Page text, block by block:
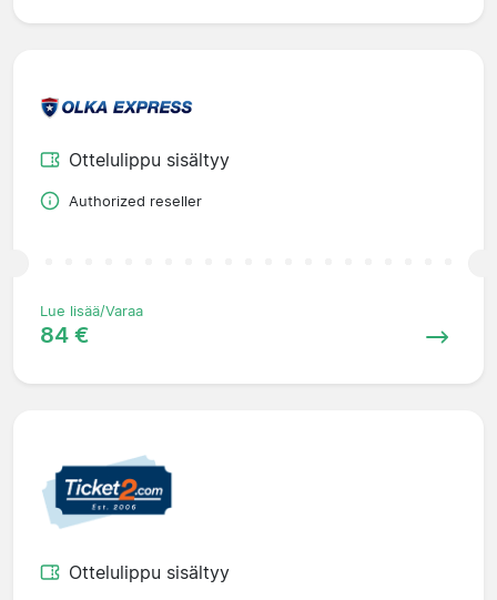
Ottelulippu sisältyy
Authorized reseller
Lue lisää/Varaa
84 €
Ottelulippu sisältyy